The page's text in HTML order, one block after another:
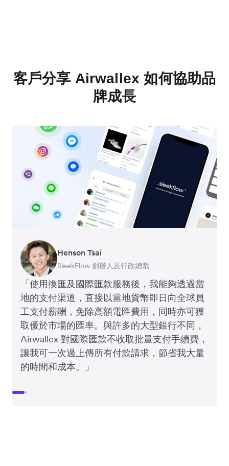
客戶分享 Airwallex 如何協助品
牌成長
「使用換匯及國際匯款服務後，我能夠透過當
地的支付渠道，直接以當地貨幣即日向全球員
工支付薪酬，免除高額電匯費用，同時亦可獲
取優於市場的匯率。與許多的大型銀行不同，
Airwallex 對國際匯款不收取批量支付手續費，
讓我可一次過上傳所有付款請求，節省我大量
的時間和成本。」
Henson Tsai
SleekFlow 創辦人及行政總裁
Tomy Wu
MyiCellar 共同創辦人